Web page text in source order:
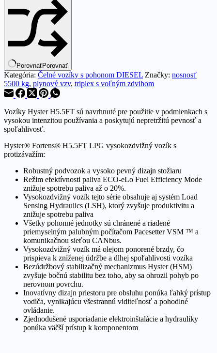
PorovnaťPorovnať
Kategória: Čelné vozíky s pohonom DIESEL Značky: nosnosť
5500 kg, plynový vzv, triplex s voľným zdvihom
Vozíky Hyster H5.5FT sú navrhnuté pre použitie v podmienkach s
vysokou intenzitou používania a poskytujú nepretržitú pevnosť a
spoľahlivosť.
Hyster® Fortens® H5.5FT LPG vysokozdvižný vozík s
protizávažím:
Robustný podvozok a vysoko pevný dizajn stožiaru
Režim efektívnosti paliva ECO-eLo Fuel Efficiency Mode
znižuje spotrebu paliva až o 20%.
Vysokozdvižný vozík tejto série obsahuje aj systém Load
Sensing Hydraulics (LSH), ktorý zvyšuje produktivitu a
znižuje spotrebu paliva
Všetky pohonné jednotky sú chránené a riadené
priemyselným palubným počítačom Pacesetter VSM ™ a
komunikačnou sieťou CANbus.
Vysokozdvižný vozík má olejom ponorené brzdy, čo
prispieva k zníženej údržbe a dlhej spoľahlivosti vozíka
Bezúdržbový stabilizačný mechanizmus Hyster (HSM)
zvyšuje bočnú stabilitu bez toho, aby sa ohrozil pohyb po
nerovnom povrchu.
Inovatívny dizajn priestoru pre obsluhu ponúka ľahký prístup
vodiča, vynikajúcu všestrannú viditeľnosť a pohodlné
ovládanie.
Zjednodušené usporiadanie elektroinštalácie a hydrauliky
ponúka väčší prístup k komponentom